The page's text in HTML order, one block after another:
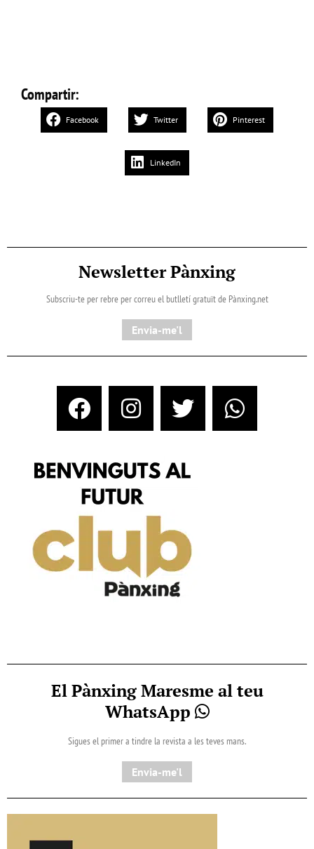
Compartir:
Facebook Twitter Pinterest
LinkedIn
Newsletter Pànxing
Subscriu-te per rebre per correu el butlletí gratuït de Pànxing.net​
Envia-me'l
El Pànxing Maresme al teu
WhatsApp
Sigues el primer a tindre la revista a les teves mans.
Envia-me'l